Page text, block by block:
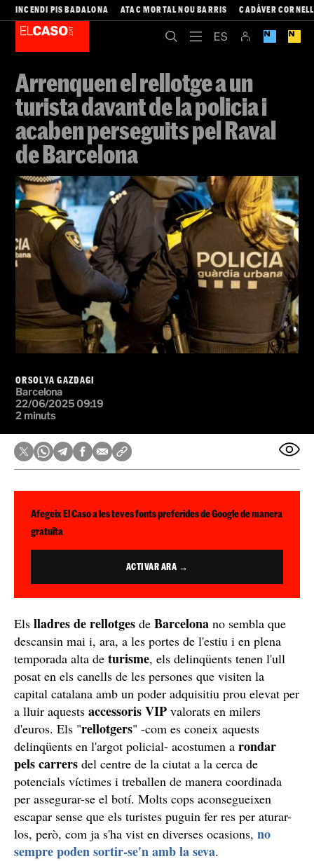
INCENDI PIS BADALONA ATAC MORTAL NOU BARRIS CADÀVER
Arrenquen el rellotge a un
turista davant de la policia i
acaben perseguits pel Raval
de Barcelona
ORSOLYA GAZDAGI
Barcelona
22/06/2025 09:19
2 minuts
Afegeix El Caso a les teves fonts preferides de Google de manera
gratuïta
ACTIVAR ARA →
Els lladres de rellotges de Barcelona no sembla que
descansin mai i, ara, a les portes de l'estiu i en plena
temporada alta de turisme, els delinqüents tenen l'ull
posat en els canells de les persones que visiten la
capital catalana amb un poder adquisitiu prou elevat per
a lluir aquests accessoris VIP valorats en milers
d'euros. Els "rellotgers" -com es coneix aquests
delinqüents en l'argot policial- acostumen a rondar
pels carrers del centre de la ciutat a la cerca de
potencials víctimes i treballen de manera coordinada
per assegurar-se el botí. Molts cops aconsegueixen
escapar sense que els turistes puguin fer res per aturar-
los, però, com ja s'ha vist en diverses ocasions, no
sempre poden sortir-se'n amb la seva.